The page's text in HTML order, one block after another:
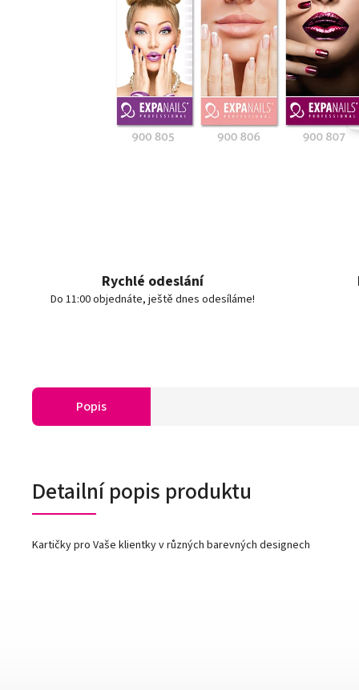
Rychlé odeslání
Do 11:00 objednáte, ještě dnes odesíláme!
Popis
Detailní popis produktu
Kartičky pro Vaše klientky v různých barevných designech